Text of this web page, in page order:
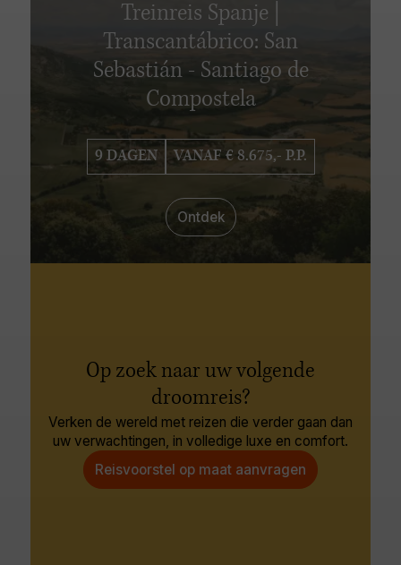
Treinreis Spanje |
Transcantábrico: San
Sebastián - Santiago de
Compostela
9 DAGEN VANAF € 8.675,- P.P.
Ontdek
Op zoek naar uw volgende
droomreis?
Verken de wereld met reizen die verder gaan dan
uw verwachtingen, in volledige luxe en comfort.
Reisvoorstel op maat aanvragen